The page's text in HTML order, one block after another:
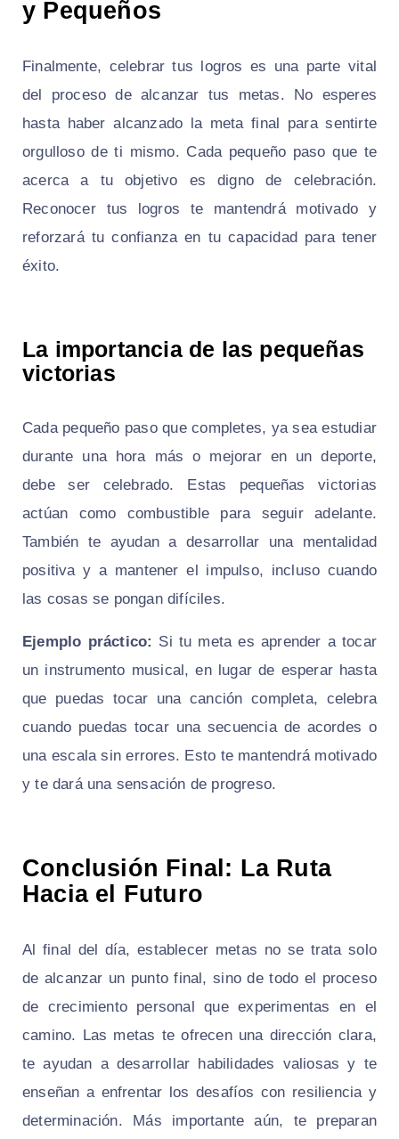
y Pequeños
Finalmente, celebrar tus logros es una parte vital
del proceso de alcanzar tus metas. No esperes
hasta haber alcanzado la meta final para sentirte
orgulloso de ti mismo. Cada pequeño paso que te
acerca a tu objetivo es digno de celebración.
Reconocer tus logros te mantendrá motivado y
reforzará tu confianza en tu capacidad para tener
éxito.
La importancia de las pequeñas
victorias
Cada pequeño paso que completes, ya sea estudiar
durante una hora más o mejorar en un deporte,
debe ser celebrado. Estas pequeñas victorias
actúan como combustible para seguir adelante.
También te ayudan a desarrollar una mentalidad
positiva y a mantener el impulso, incluso cuando
las cosas se pongan difíciles.
Ejemplo práctico: Si tu meta es aprender a tocar
un instrumento musical, en lugar de esperar hasta
que puedas tocar una canción completa, celebra
cuando puedas tocar una secuencia de acordes o
una escala sin errores. Esto te mantendrá motivado
y te dará una sensación de progreso.
Conclusión Final: La Ruta
Hacia el Futuro
Al final del día, establecer metas no se trata solo
de alcanzar un punto final, sino de todo el proceso
de crecimiento personal que experimentas en el
camino. Las metas te ofrecen una dirección clara,
te ayudan a desarrollar habilidades valiosas y te
enseñan a enfrentar los desafíos con resiliencia y
determinación. Más importante aún, te preparan